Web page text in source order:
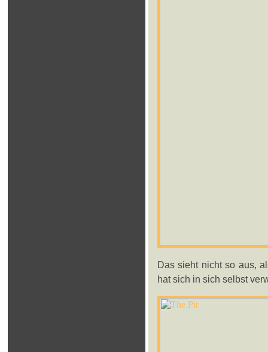
Das sieht nicht so aus,
hat sich in sich selbst